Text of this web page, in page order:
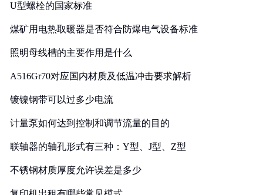
U型螺栓的国家标准
煤矿用电热取暖器是否符合防爆电气设备标准
照明母线槽的主要作用是什么
A516Gr70对应国内材质及低温冲击要求解析
镀镍钢带可以过多少电流
计量泵如何达到控制和调节流量的目的
联轴器的轴孔形式有三种：Y型、J型、Z型
不锈钢材质厚度允许误差是多少